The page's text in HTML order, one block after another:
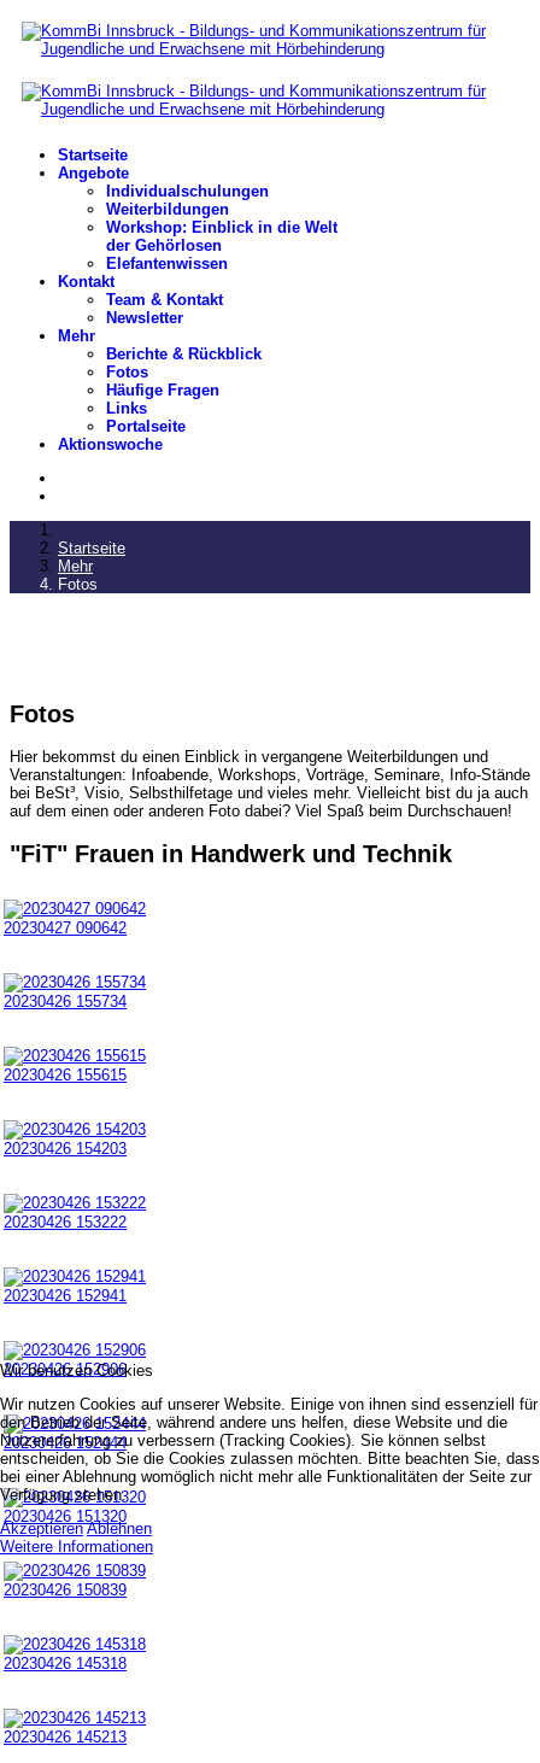
Wir benutzen Cookies
Wir nutzen Cookies auf unserer Website. Einige von ihnen sind essenziell für
den Betrieb der Seite, während andere uns helfen, diese Website und die
Nutzererfahrung zu verbessern (Tracking Cookies). Sie können selbst
entscheiden, ob Sie die Cookies zulassen möchten. Bitte beachten Sie, dass
bei einer Ablehnung womöglich nicht mehr alle Funktionalitäten der Seite zur
Verfügung stehen.
Akzeptieren Ablehnen
Weitere Informationen
Startseite
Angebote
Individualschulungen
Weiterbildungen
Workshop: Einblick in die Welt
der Gehörlosen
Elefantenwissen
Kontakt
Team & Kontakt
Newsletter
Mehr
Berichte & Rückblick
Fotos
Häufige Fragen
Links
Portalseite
Aktionswoche
Startseite
Mehr
Fotos
Fotos
Hier bekommst du einen Einblick in vergangene Weiterbildungen und
Veranstaltungen: Infoabende, Workshops, Vorträge, Seminare, Info-Stände
bei BeSt³, Visio, Selbsthilfetage und vieles mehr. Vielleicht bist du ja auch
auf dem einen oder anderen Foto dabei? Viel Spaß beim Durchschauen!
"FiT" Frauen in Handwerk und Technik
20230427 090642
20230426 155734
20230426 155615
20230426 154203
20230426 153222
20230426 152941
20230426 152906
20230426 152444
20230426 151320
20230426 150839
20230426 145318
20230426 145213